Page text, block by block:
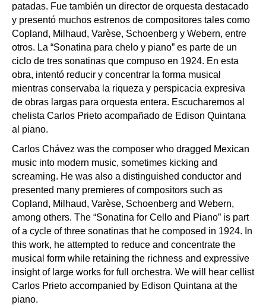
patadas. Fue también un director de orquesta destacado
y presentó muchos estrenos de compositores tales como
Copland, Milhaud, Varèse, Schoenberg y Webern, entre
otros. La “Sonatina para chelo y piano” es parte de un
ciclo de tres sonatinas que compuso en 1924. En esta
obra, intentó reducir y concentrar la forma musical
mientras conservaba la riqueza y perspicacia expresiva
de obras largas para orquesta entera. Escucharemos al
chelista Carlos Prieto acompañado de Edison Quintana
al piano.
Carlos Chávez was the composer who dragged Mexican
music into modern music, sometimes kicking and
screaming. He was also a distinguished conductor and
presented many premieres of compositors such as
Copland, Milhaud, Varèse, Schoenberg and Webern,
among others. The “Sonatina for Cello and Piano” is part
of a cycle of three sonatinas that he composed in 1924. In
this work, he attempted to reduce and concentrate the
musical form while retaining the richness and expressive
insight of large works for full orchestra. We will hear cellist
Carlos Prieto accompanied by Edison Quintana at the
piano.